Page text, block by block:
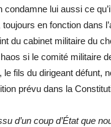
condamne lui aussi ce
en fonction dans
du cabinet militaire du
si le comité militaire
le fils du dirigeant défunt,
prévu dans la
d’un coup d’État que